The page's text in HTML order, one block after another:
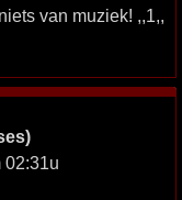
van muziek! ,,1,,
02:31u